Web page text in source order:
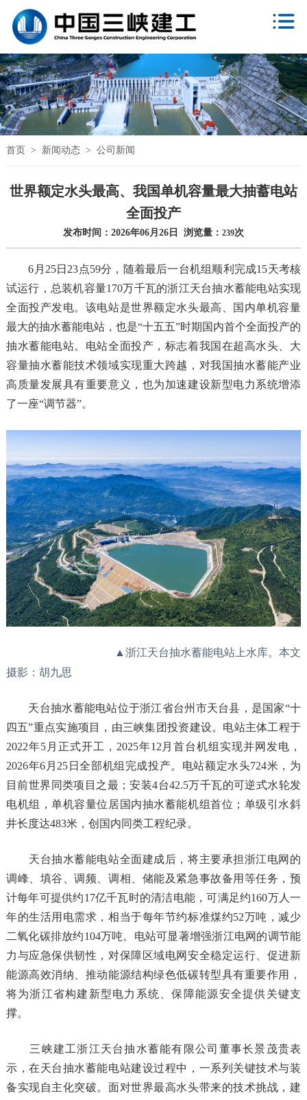
首页 > 新闻动态> 公司新闻
世界额定水头最高、我国单机容量最大抽蓄电站
全面投产
发布时间：2026年06月26日 浏览量： 239次
6月25日23点59分，随着最后一台机组顺利完成15天考核
试运行，总装机容量170万千瓦的浙江天台抽水蓄能电站实现
全面投产发电。该电站是世界额定水头最高、国内单机容量
最大的抽水蓄能电站，也是“十五五”时期国内首个全面投产的
抽水蓄能电站。电站全面投产，标志着我国在超高水头、大
容量抽水蓄能技术领域实现重大跨越，对我国抽水蓄能产业
高质量发展具有重要意义，也为加速建设新型电力系统增添
了一座“调节器”。
▲浙江天台抽水蓄能电站上水库。本文
摄影：胡九思
天台抽水蓄能电站位于浙江省台州市天台县，是国家“十
四五”重点实施项目，由三峡集团投资建设。电站主体工程于
2022年5月正式开工，2025年12月首台机组实现并网发电，
2026年6月25日全部机组完成投产。电站额定水头724米，为
目前世界同类项目之最；安装4台42.5万千瓦的可逆式水轮发
电机组，单机容量位居国内抽水蓄能机组首位；单级引水斜
井长度达483米，创国内同类工程纪录。
天台抽水蓄能电站全面建成后，将主要承担浙江电网的
调峰、填谷、调频、调相、储能及紧急事故备用等任务，预
计每年可提供约17亿千瓦时的清洁电能，可满足约160万人一
年的生活用电需求，相当于每年节约标准煤约52万吨，减少
二氧化碳排放约104万吨。电站可显著增强浙江电网的调节能
力与应急保供韧性，对保障区域电网安全稳定运行、促进新
能源高效消纳、推动能源结构绿色低碳转型具有重要作用，
将为浙江省构建新型电力系统、保障能源安全提供关键支
撑。
三峡建工浙江天台抽水蓄能有限公司董事长景茂贵表
示，在天台抽水蓄能电站建设过程中，一系列关键技术与装
备实现自主化突破。面对世界最高水头带来的技术挑战，建